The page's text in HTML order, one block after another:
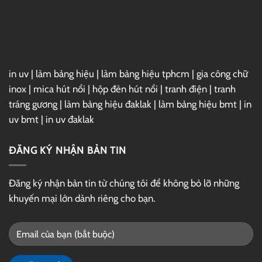
in uv | làm bảng hiệu | làm bảng hiệu tphcm | gia công chữ
inox | mica hút nổi | hộp đèn hút nổi | tranh điện | tranh
tráng gương | làm bảng hiệu đaklak | làm bảng hiệu bmt | in
uv bmt | in uv đaklak
ĐĂNG KÝ NHẬN BẢN TIN
Đăng ký nhận bản tin từ chúng tôi để không bỏ lỡ những
khuyến mại lớn dành riêng cho bạn.